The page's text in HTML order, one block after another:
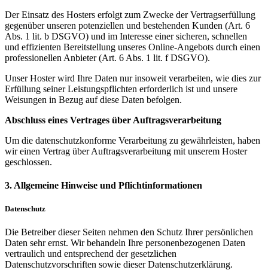
Der Einsatz des Hosters erfolgt zum Zwecke der Vertragserfüllung
gegenüber unseren potenziellen und bestehenden Kunden (Art. 6
Abs. 1 lit. b DSGVO) und im Interesse einer sicheren, schnellen
und effizienten Bereitstellung unseres Online-Angebots durch einen
professionellen Anbieter (Art. 6 Abs. 1 lit. f DSGVO).
Unser Hoster wird Ihre Daten nur insoweit verarbeiten, wie dies zur
Erfüllung seiner Leistungspflichten erforderlich ist und unsere
Weisungen in Bezug auf diese Daten befolgen.
Abschluss eines Vertrages über Auftragsverarbeitung
Um die datenschutzkonforme Verarbeitung zu gewährleisten, haben
wir einen Vertrag über Auftragsverarbeitung mit unserem Hoster
geschlossen.
3. Allgemeine Hinweise und Pflichtinformationen
Datenschutz
Die Betreiber dieser Seiten nehmen den Schutz Ihrer persönlichen
Daten sehr ernst. Wir behandeln Ihre personenbezogenen Daten
vertraulich und entsprechend der gesetzlichen
Datenschutzvorschriften sowie dieser Datenschutzerklärung.